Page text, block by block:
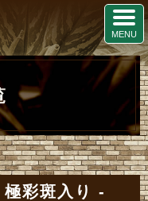
彩斑入り